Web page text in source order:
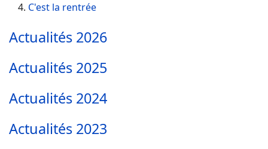
C'est la rentrée
Actualités 2026
Actualités 2025
Actualités 2024
Actualités 2023